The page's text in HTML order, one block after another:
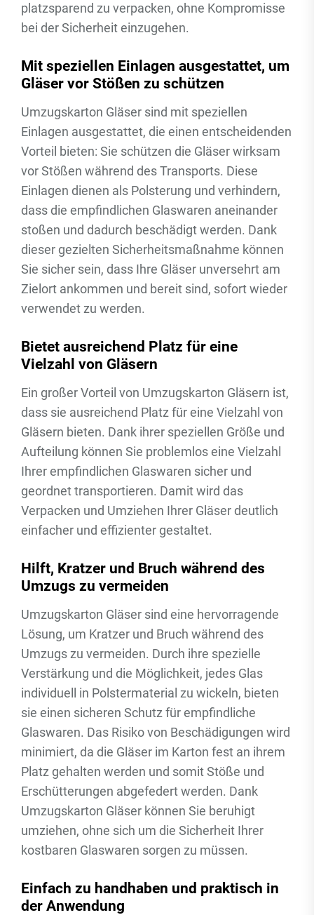
platzsparend zu verpacken, ohne Kompromisse
bei der Sicherheit einzugehen.
Mit speziellen Einlagen ausgestattet, um
Gläser vor Stößen zu schützen
Umzugskarton Gläser sind mit speziellen
Einlagen ausgestattet, die einen entscheidenden
Vorteil bieten: Sie schützen die Gläser wirksam
vor Stößen während des Transports. Diese
Einlagen dienen als Polsterung und verhindern,
dass die empfindlichen Glaswaren aneinander
stoßen und dadurch beschädigt werden. Dank
dieser gezielten Sicherheitsmaßnahme können
Sie sicher sein, dass Ihre Gläser unversehrt am
Zielort ankommen und bereit sind, sofort wieder
verwendet zu werden.
Bietet ausreichend Platz für eine
Vielzahl von Gläsern
Ein großer Vorteil von Umzugskarton Gläsern ist,
dass sie ausreichend Platz für eine Vielzahl von
Gläsern bieten. Dank ihrer speziellen Größe und
Aufteilung können Sie problemlos eine Vielzahl
Ihrer empfindlichen Glaswaren sicher und
geordnet transportieren. Damit wird das
Verpacken und Umziehen Ihrer Gläser deutlich
einfacher und effizienter gestaltet.
Hilft, Kratzer und Bruch während des
Umzugs zu vermeiden
Umzugskarton Gläser sind eine hervorragende
Lösung, um Kratzer und Bruch während des
Umzugs zu vermeiden. Durch ihre spezielle
Verstärkung und die Möglichkeit, jedes Glas
individuell in Polstermaterial zu wickeln, bieten
sie einen sicheren Schutz für empfindliche
Glaswaren. Das Risiko von Beschädigungen wird
minimiert, da die Gläser im Karton fest an ihrem
Platz gehalten werden und somit Stöße und
Erschütterungen abgefedert werden. Dank
Umzugskarton Gläser können Sie beruhigt
umziehen, ohne sich um die Sicherheit Ihrer
kostbaren Glaswaren sorgen zu müssen.
Einfach zu handhaben und praktisch in
der Anwendung